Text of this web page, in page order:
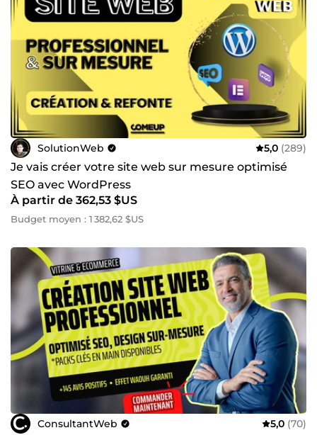
SolutionWeb 5,0 (289)
Je vais créer votre site web sur mesure optimisé
SEO avec WordPress
À partir de 362,53 $US
Budget moyen : 1 382,62 $US
ConsultantWeb 5,0 (70)